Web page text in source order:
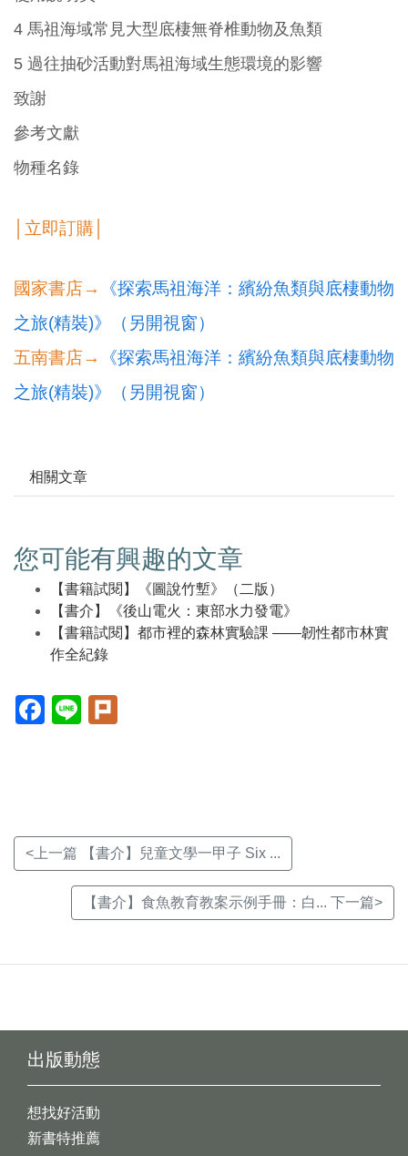
4 馬祖海域常見大型底棲無脊椎動物及魚類
5 過往抽砂活動對馬祖海域生態環境的影響
致謝
參考文獻
物種名錄
│立即訂購│
國家書店→
《探索馬祖海洋：繽紛魚類與底棲動物
之旅(精裝)》（另開視窗）
五南書店→
《探索馬祖海洋：繽紛魚類與底棲動物
之旅(精裝)》（另開視窗）
相關文章
您可能有興趣的文章
【書籍試閱】《圖說竹塹》（二版）
【書介】《後山電火：東部水力發電》
【書籍試閱】都市裡的森林實驗課 ——韌性都市林實
作全紀錄
Facebook(另
開
Line(另
開
<上一篇 【書介】兒童文學一甲子 Six ...
【書介】食魚教育教案示例手冊：白... 下一篇>
出版動態
想找好活動
新書特推薦